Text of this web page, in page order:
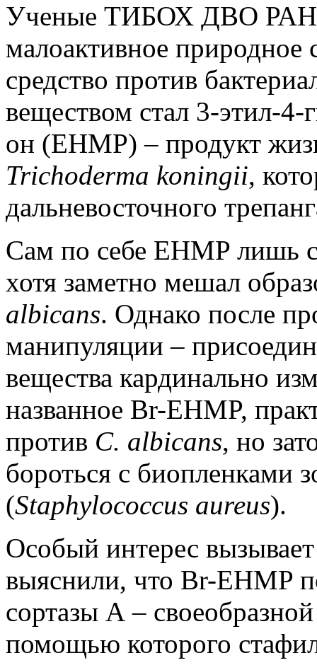
Ученые ТИБОХ ДВО РАН
малоактивное природное
средство против
веществом стал 3-этил-
он (EHMP) ‒ продукт
Trichoderma koningii,
дальневосточного
Сам по себе EHMP лишь
хотя заметно мешал
albicans. Однако после
манипуляции ‒
вещества кардинально
названное Br-EHMP,
против C. albicans, но
бороться с биопленками
(Staphylococcus aureus).
Особый интерес
выяснили, что Br-EHMP
сортазы А ‒
помощью которого